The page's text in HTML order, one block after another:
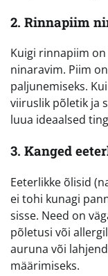
2. Rinnapiim
Kuigi rinnapiim
ninaravim. Piim
paljunemiseks.
viiruslik põletik ja
luua ideaalsed
3. Kanged
Eeterlikke õlisid
ei tohi kunagi
sisse. Need on
põletusi või
auruna või
määrimiseks.